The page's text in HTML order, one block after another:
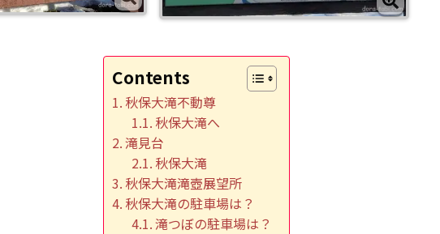
Contents
秋保大滝不動尊
秋保大滝へ
滝見台
秋保大滝
秋保大滝滝壺展望所
秋保大滝の駐車場は？
滝つぼの駐車場は？